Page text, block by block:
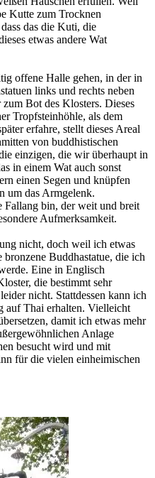
Kutte zum Trocknen
das die Kuti, die
etwas andere Wat
offene Halle gehen, in der in
links und rechts neben
Bot des Klosters. Dieses
Tropfsteinhöhle, als dem
erfahre, stellt dieses Areal
von buddhistischen
einzigen, die wir überhaupt in
in einem Wat auch sonst
einen Segen und knüpfen
um das Armgelenk.
Fallang bin, der weit und breit
Aufmerksamkeit.
nicht, doch weil ich etwas
Buddhastatue, die ich
Eine in Englisch
die bestimmt sehr
nicht. Stattdessen kann ich
auf Thai erhalten. Vielleicht
damit ich etwas mehr
Anlage
besucht wird und mit
für die vielen einheimischen